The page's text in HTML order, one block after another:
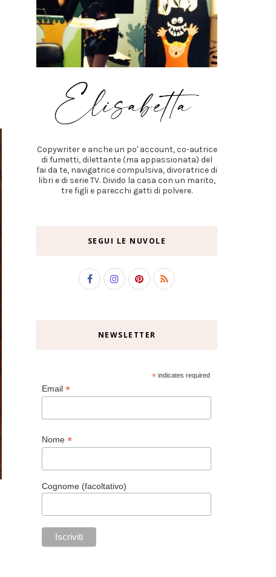
Copywriter e anche un po' account, co-autrice
di fumetti, dilettante (ma appassionata) del
fai da te, navigatrice compulsiva, divoratrice di
libri e di serie TV. Divido la casa con un marito,
tre figli e parecchi gatti di polvere.
SEGUI LE NUVOLE
NEWSLETTER
* indicates required
Email *
Nome *
Cognome (facoltativo)